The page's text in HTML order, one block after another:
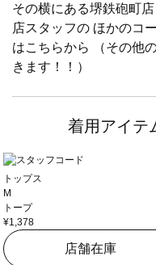
その横にある堺鉄砲町
店スタッフの ほかのコ
はこちらから （その他
きます！！）
着用アイテ
トップス
M
トープ
¥1,378
店舗在庫